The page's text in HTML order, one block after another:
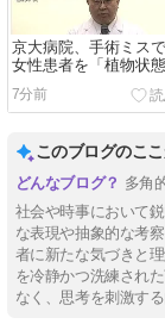
京大病院、手術ミス
女性患者を「植物状
脳腫瘍摘出手術で腫瘍
い部位を摘出してし
7分前
このブログのこ
多角
社会や時事において
な表現や抽象的な考
者に新たな気づきと
を冷静かつ洗練され
なく、思考を刺激す